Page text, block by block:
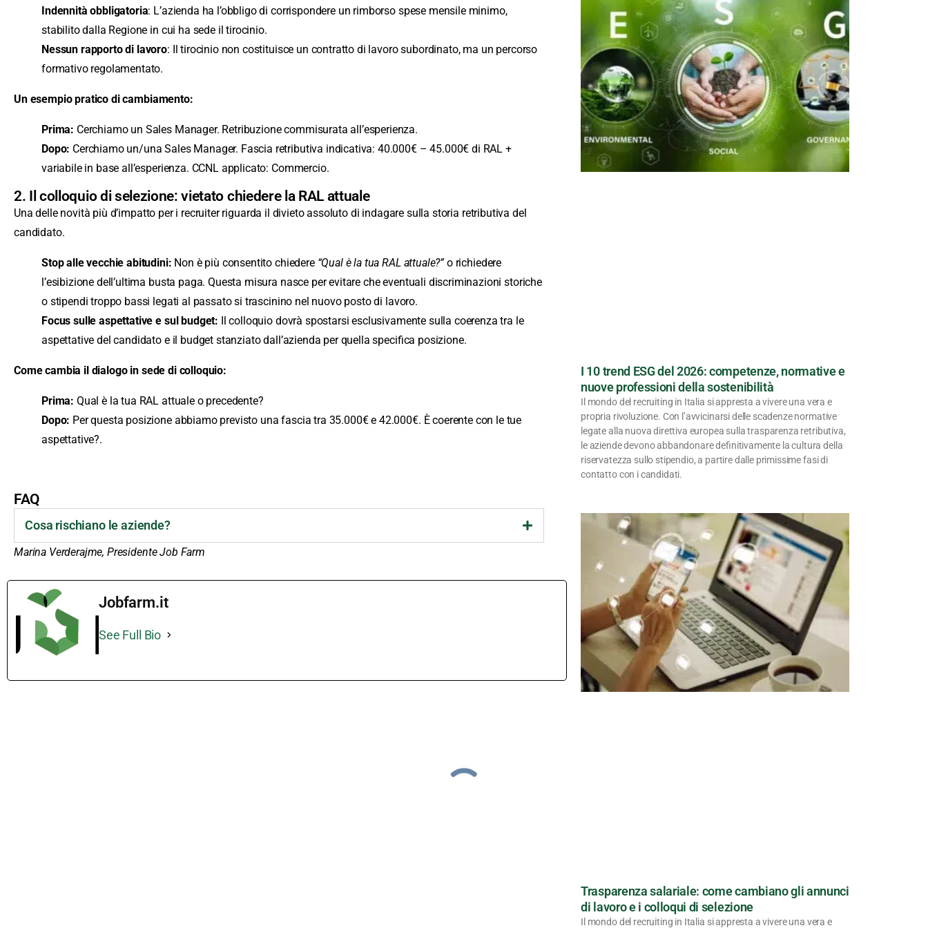
Indennità obbligatoria: L’azienda ha l’obbligo di corrispondere un rimborso spese mensile minimo,
stabilito dalla Regione in cui ha sede il tirocinio.
Nessun rapporto di lavoro: Il tirocinio non costituisce un contratto di lavoro subordinato, ma un percorso
formativo regolamentato.
Un esempio pratico di cambiamento:
Prima: Cerchiamo un Sales Manager. Retribuzione commisurata all’esperienza.
Dopo: Cerchiamo un/una Sales Manager. Fascia retributiva indicativa: 40.000€ – 45.000€ di RAL +
variabile in base all’esperienza. CCNL applicato: Commercio.
2. Il colloquio di selezione: vietato chiedere la RAL attuale
Una delle novità più d’impatto per i recruiter riguarda il divieto assoluto di indagare sulla storia retributiva del
candidato.
Stop alle vecchie abitudini: Non è più consentito chiedere “Qual è la tua RAL attuale?”o richiedere
l’esibizione dell’ultima busta paga. Questa misura nasce per evitare che eventuali discriminazioni storiche
o stipendi troppo bassi legati al passato si trascinino nel nuovo posto di lavoro.
Focus sulle aspettative e sul budget: Il colloquio dovrà spostarsi esclusivamente sulla coerenza tra le
aspettative del candidato e il budget stanziato dall’azienda per quella specifica posizione.
Come cambia il dialogo in sede di colloquio:
Prima: Qual è la tua RAL attuale o precedente?
Dopo: Per questa posizione abbiamo previsto una fascia tra 35.000€ e 42.000€. È coerente con le tue
aspettative?.
FAQ
Cosa rischiano le aziende?
Marina Verderajme, Presidente Job Farm
Jobfarm.it
See Full Bio
I 10 trend ESG del 2026: competenze, normative e
nuove professioni della sostenibilità
Il mondo del recruiting in Italia si appresta a vivere una vera e
propria rivoluzione. Con l’avvicinarsi delle scadenze normative
legate alla nuova direttiva europea sulla trasparenza retributiva,
le aziende devono abbandonare definitivamente la cultura della
riservatezza sullo stipendio, a partire dalle primissime fasi di
contatto con i candidati.
Trasparenza salariale: come cambiano gli annunci
di lavoro e i colloqui di selezione
Il mondo del recruiting in Italia si appresta a vivere una vera e